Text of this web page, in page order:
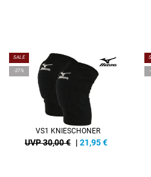
SALE
-27%
VS1 KNIESCHONER
UVP 30,00 € | 21,95€